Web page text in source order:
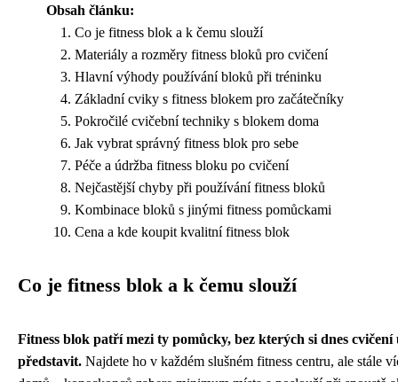
Obsah článku:
Co je fitness blok a k čemu slouží
Materiály a rozměry fitness bloků pro cvičení
Hlavní výhody používání bloků při tréninku
Základní cviky s fitness blokem pro začátečníky
Pokročilé cvičební techniky s blokem doma
Jak vybrat správný fitness blok pro sebe
Péče a údržba fitness bloku po cvičení
Nejčastější chyby při používání fitness bloků
Kombinace bloků s jinými fitness pomůckami
Cena a kde koupit kvalitní fitness blok
Co je fitness blok a k čemu slouží
Fitness blok patří mezi ty pomůcky, bez kterých si dnes cvičení
představit. Najdete ho v každém slušném fitness centru, ale stále